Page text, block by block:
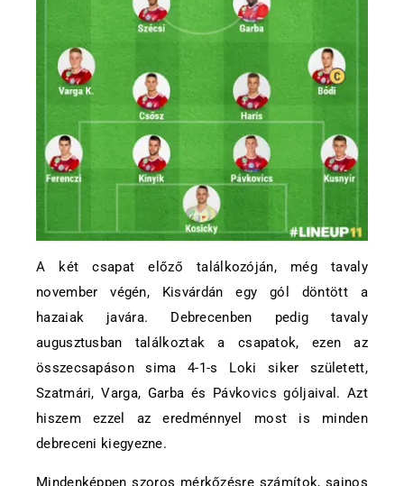
A két csapat előző találkozóján, még tavaly
november végén, Kisvárdán egy gól döntött a
hazaiak javára. Debrecenben pedig tavaly
augusztusban találkoztak a csapatok, ezen az
összecsapáson sima 4-1-s Loki siker született,
Szatmári, Varga, Garba és Pávkovics góljaival. Azt
hiszem ezzel az eredménnyel most is minden
debreceni kiegyezne.
Mindenképpen szoros mérkőzésre számítok, sajnos